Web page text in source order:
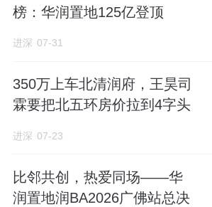
榜：华润置地125亿登顶
进深 07-31
350万上车北清润府，王昊司
霖要把北五环房价拉到4字头
进深 07-23
比邻共创，热爱同场——华
润置地润BA2026广佛站总决